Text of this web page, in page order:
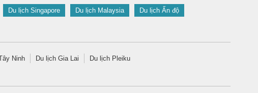
Du lịch Singapore Du lịch Malaysia Du lịch Ấn độ
Ninh Du lịch Gia Lai Du lịch Pleiku